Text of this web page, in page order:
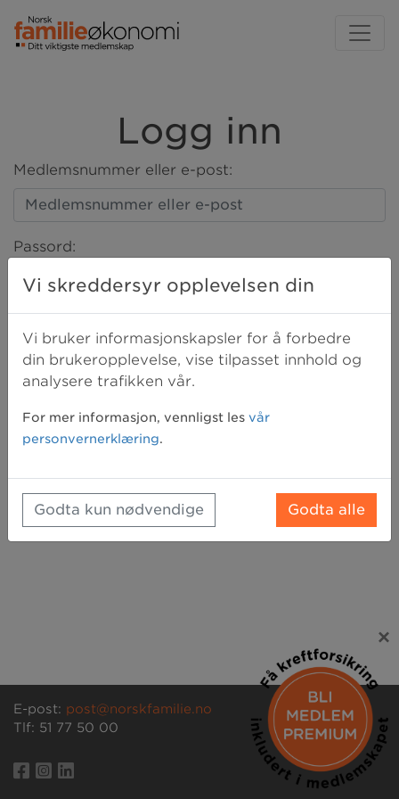
Logg inn
Medlemsnummer eller e-post:
Passord:
LOGG INN
E-post: post@norskfamilie.no
Tlf: 51 77 50 00
×
Vi skreddersyr opplevelsen din
Vi bruker informasjonskapsler for å forbedre
din brukeropplevelse, vise tilpasset innhold og
analysere trafikken vår.
For mer informasjon, vennligst les vår
personvernerklæring.
Godta kun nødvendige Godta alle